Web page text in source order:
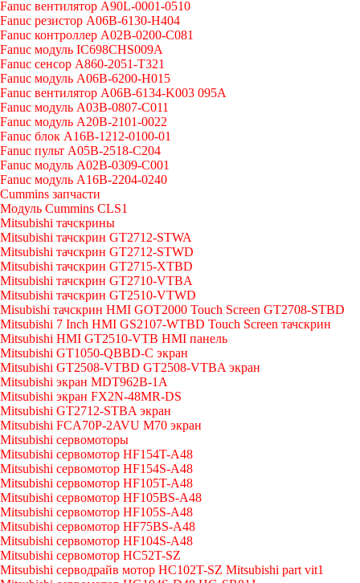
Fanuc вентилятор A90L-0001-0510
Fanuc резистор A06B-6130-H404
Fanuc контроллер A02B-0200-C081
Fanuc модуль IC698CHS009A
Fanuc сенсор A860-2051-T321
Fanuc модуль A06B-6200-H015
Fanuc вентилятор A06B-6134-K003 095A
Fanuc модуль A03B-0807-C011
Fanuc модуль A20B-2101-0022
Fanuc блок A16B-1212-0100-01
Fanuc пульт A05B-2518-C204
Fanuc модуль A02B-0309-C001
Fanuc модуль A16B-2204-0240
Cummins запчасти
Модуль Cummins CLS1
Mitsubishi тачскрины
Mitsubishi тачскрин GT2712-STWA
Mitsubishi тачскрин GT2712-STWD
Mitsubishi тачскрин GT2715-XTBD
Mitsubishi тачскрин GT2710-VTBA
Mitsubishi тачскрин GT2510-VTWD
Misubishi тачскрин HMI GOT2000 Touch Screen GT2708-STBD
Mitsubishi 7 Inch HMI GS2107-WTBD Touch Screen тачскрин
Mitsubishi HMI GT2510-VTB HMI панель
Mitsubishi GT1050-QBBD-C экран
Mitsubishi GT2508-VTBD GT2508-VTBA экран
Mitsubishi экран MDT962B-1A
Mitsubishi экран FX2N-48MR-DS
Mitsubishi GT2712-STBA экран
Mitsubishi FCA70P-2AVU M70 экран
Mitsubishi сервомоторы
Mitsubishi сервомотор HF154T-A48
Mitsubishi сервомотор HF154S-A48
Mitsubishi сервомотор HF105T-A48
Mitsubishi сервомотор HF105BS-A48
Mitsubishi сервомотор HF105S-A48
Mitsubishi сервомотор HF75BS-A48
Mitsubishi сервомотор HF104S-A48
Mitsubishi сервомотор HC52T-SZ
Mitsubishi серводрайв мотор HC102T-SZ Mitsubishi part vit1